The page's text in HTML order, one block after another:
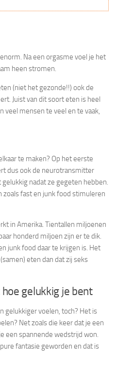
Na een orgasme voel je het
heen stromen.
(niet het gezonde!!) ook de
Juist van dit soort eten is heel
veel mensen te veel en te vaak,
te maken? Op het eerste
dus ook de neurotransmitter
nadat ze gegeten hebben.
zoals fast en junk food stimuleren
in Amerika. Tientallen miljoenen
honderd miljoen zijn er te dik.
junk food daar te krijgen is. Het
eten dan dat zij seks
gelukkig je bent
gelukkiger voelen, toch? Het is
Net zoals die keer dat je een
een spannende wedstrijd won.
fantasie geworden en dat is